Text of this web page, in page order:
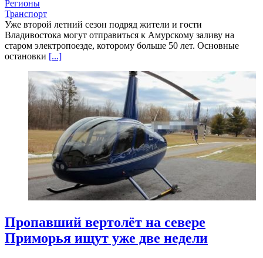
Регионы
Транспорт
Уже второй летний сезон подряд жители и гости
Владивостока могут отправиться к Амурскому заливу на
старом электропоезде, которому больше 50 лет. Основные
остановки [...]
Пропавший вертолёт на севере
Приморья ищут уже две недели